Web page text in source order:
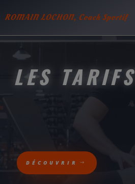
ROMAIN LOCHON, Coach Sportif
LES TARIFS
DÉCOUVRIR